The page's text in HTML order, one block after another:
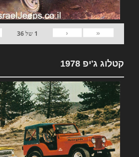
«
‹
1 של36
קטלוג ג'יפ 1978